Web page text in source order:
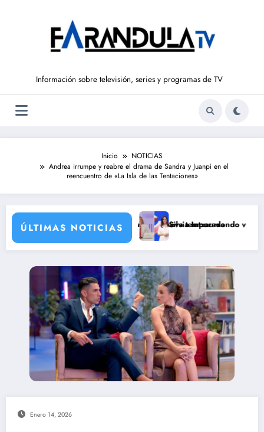
Información sobre televisión, series y programas de TV
Inicio
NOTICIAS
Andrea irrumpe y reabre el drama de Sandra y Juanpi en el
reencuentro de «La Isla de las Tentaciones»
ÚLTIMAS NOTICIAS
que prepara TVE para su nueva temporadaSilvia Intxaurrondo vuelve a ‘La
Enero 14, 2026